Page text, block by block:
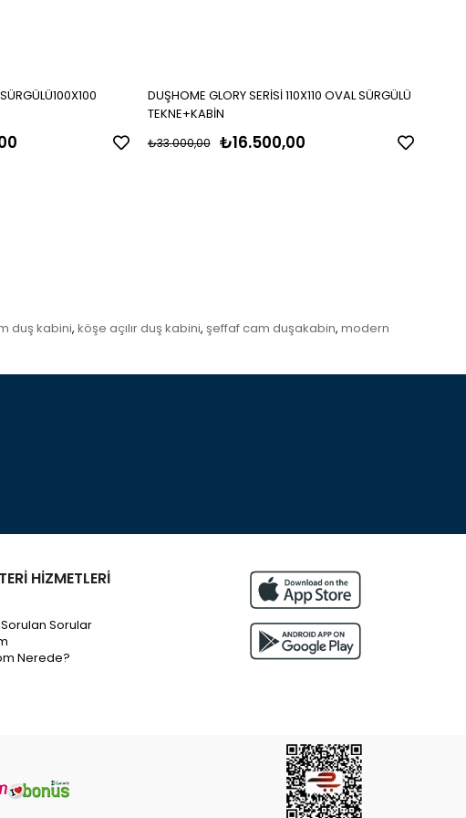
DUŞHOME GLORY SERİSİ 110X110 OVAL SÜRGÜLÜ
TEKNE+KABİN
₺16.500,00
₺33.000,00
duş kabini, köşe açılır duş kabini, şeffaf cam duşakabin, modern
HİZMETLERİ
Sorulan Sorular
Nerede?